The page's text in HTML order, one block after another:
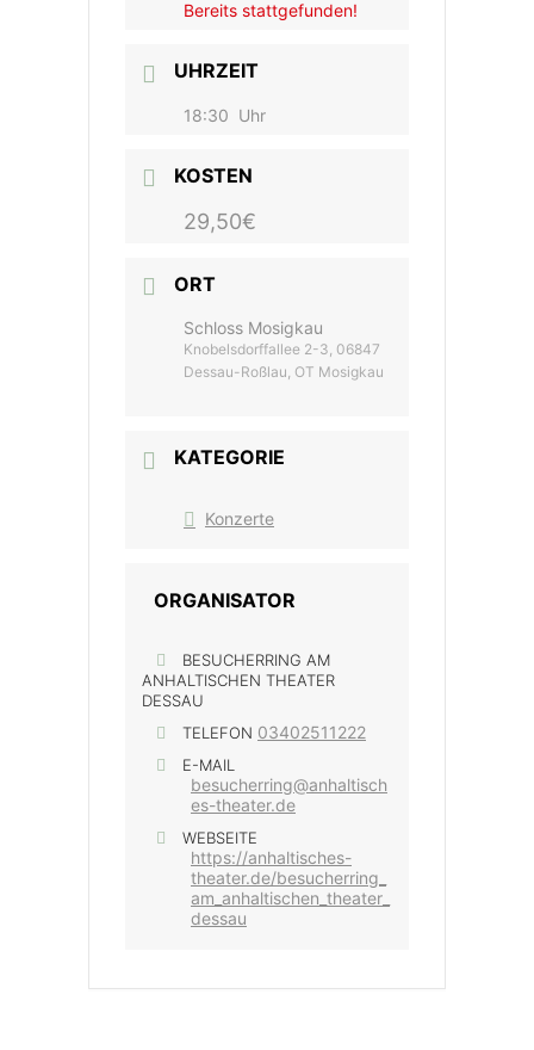
Bereits stattgefunden!
UHRZEIT
18:30 Uhr
KOSTEN
29,50€
ORT
Schloss Mosigkau
Knobelsdorffallee 2-3, 06847
Dessau-Roßlau, OT Mosigkau
KATEGORIE
Konzerte
ORGANISATOR
BESUCHERRING AM
ANHALTISCHEN THEATER
DESSAU
TELEFON 03402511222
E-MAIL
besucherring@anhaltisch
es-theater.de
WEBSEITE
https://anhaltisches-
theater.de/besucherring_
am_anhaltischen_theater_
dessau